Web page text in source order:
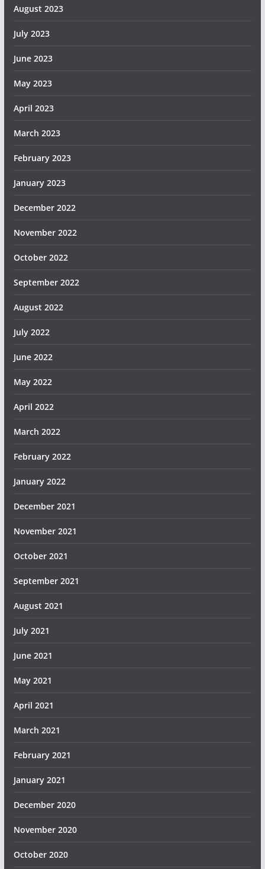
August 2023
July 2023
June 2023
May 2023
April 2023
March 2023
February 2023
January 2023
December 2022
November 2022
October 2022
September 2022
August 2022
July 2022
June 2022
May 2022
April 2022
March 2022
February 2022
January 2022
December 2021
November 2021
October 2021
September 2021
August 2021
July 2021
June 2021
May 2021
April 2021
March 2021
February 2021
January 2021
December 2020
November 2020
October 2020